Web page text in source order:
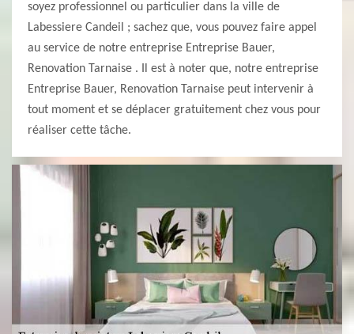
soyez professionnel ou particulier dans la ville de
Labessiere Candeil ; sachez que, vous pouvez faire appel
au service de notre entreprise Entreprise Bauer,
Renovation Tarnaise . Il est à noter que, notre entreprise
Entreprise Bauer, Renovation Tarnaise peut intervenir à
tout moment et se déplacer gratuitement chez vous pour
réaliser cette tâche.